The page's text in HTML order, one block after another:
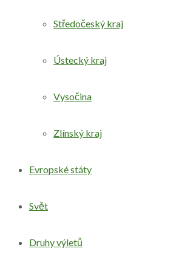
Středočeský kraj
Ústecký kraj
Vysočina
Zlínský kraj
Evropské státy
Svět
Druhy výletů